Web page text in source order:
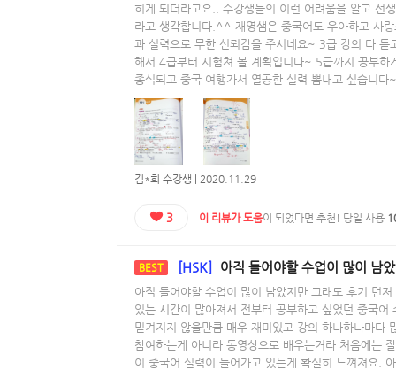
히게 되더라고요.. 수강생들의 이런 어려움을 알고 선
라고 생각합니다.^^ 재영샘은 중국어도 우아하고 사
과 실력으로 무한 신뢰감을 주시네요~ 3급 강의 다
해서 4급부터 시험쳐 볼 계획입니다~ 5급까지 공부
종식되고 중국 여행가서 열공한 실력 뽐내고 싶습니
김*희 수강생 | 2020.11.29
3 이 리뷰가 도움이 되었다면 추천! 당일 사용
BEST [HSK] 아직 들어야할 수업이 많이 남았지만 그래도 후기 먼저 남기려고 해요. 코로나가
아직 들어야할 수업이 많이 남았지만 그래도 후기 먼
있는 시간이 많아져서 전부터 공부하고 싶었던 중국
믿겨지지 않을만큼 매우 재미있고 강의 하나하나마다
참여하는게 아니라 동영상으로 배우는거라 처음에는
이 중국어 실력이 늘어가고 있는게 확실히 느껴져요.